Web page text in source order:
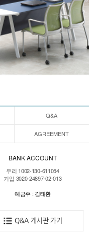
Q&A
AGREEMENT
BANK ACCOUNT
우리 1002-130-611054
기업 3020-24897-02-013
예금주 : 김태환